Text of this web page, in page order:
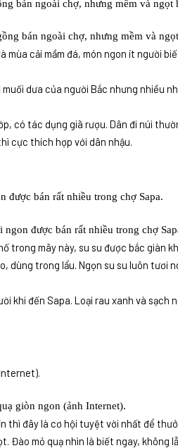
bán ngoài chợ, nhưng mềm và
mùa cải mầm đá, món ngon ít người
dưa của người Bắc nhưng nhiều
có tác dụng giã rượu. Dân đi núi
cực thích hợp với dân nhậu.
ngon được bán rất nhiều trong chợ
trong mây này, su su được bắc giàn
dùng trong lẩu. Ngọn su su luôn tươi
khi đến Sapa. Loại rau xanh và
giòn ngon (ảnh Internet).
thì đây là cơ hội tuyệt vời nhất để
Đào mỏ quạ nhìn là biết ngay, không